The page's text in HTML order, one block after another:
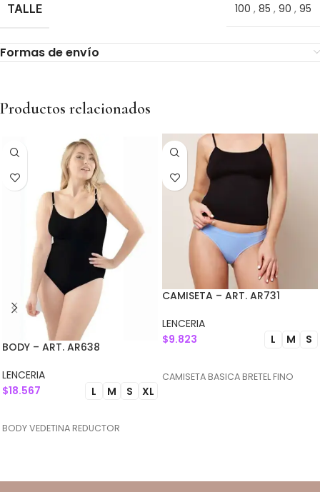
TALLE 100 , 85 , 90 , 95
Formas de envío
Productos relacionados
BODY – ART. AR638
LENCERIA
$18.567 L M S XL
BODY VEDETINA REDUCTOR
CAMISETA – ART. AR731
LENCERIA
$9.823 L M S
CAMISETA BASICA BRETEL FINO